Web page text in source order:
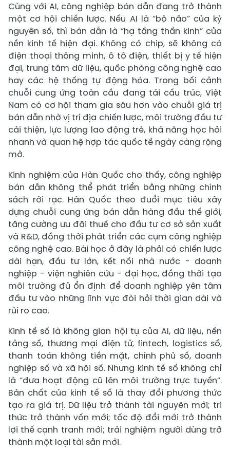
Cùng với AI, công nghiệp bán dẫn đang trở thành
một cơ hội chiến lược. Nếu AI là “bộ não” của kỷ
nguyên số, thì bán dẫn là “hạ tầng thần kinh” của
nền kinh tế hiện đại. Không có chip, sẽ không có
điện thoại thông minh, ô tô điện, thiết bị y tế hiện
đại, trung tâm dữ liệu, quốc phòng công nghệ cao
hay các hệ thống tự động hóa. Trong bối cảnh
chuỗi cung ứng toàn cầu đang tái cấu trúc, Việt
Nam có cơ hội tham gia sâu hơn vào chuỗi giá trị
bán dẫn nhờ vị trí địa chiến lược, môi trường đầu tư
cải thiện, lực lượng lao động trẻ, khả năng học hỏi
nhanh và quan hệ hợp tác quốc tế ngày càng rộng
mở.
Kinh nghiệm của Hàn Quốc cho thấy, công nghiệp
bán dẫn không thể phát triển bằng những chính
sách rời rạc. Hàn Quốc theo đuổi mục tiêu xây
dựng chuỗi cung ứng bán dẫn hàng đầu thế giới,
tăng cường ưu đãi thuế cho đầu tư cơ sở sản xuất
và R&D, đồng thời phát triển các cụm công nghiệp
công nghệ cao. Bài học ở đây là phải có chiến lược
dài hạn, đầu tư lớn, kết nối nhà nước - doanh
nghiệp - viện nghiên cứu - đại học, đồng thời tạo
môi trường đủ ổn định để doanh nghiệp yên tâm
đầu tư vào những lĩnh vực đòi hỏi thời gian dài và
rủi ro cao.
Kinh tế số là không gian hội tụ của AI, dữ liệu, nền
tảng số, thương mại điện tử, fintech, logistics số,
thanh toán không tiền mặt, chính phủ số, doanh
nghiệp số và xã hội số. Nhưng kinh tế số không chỉ
là “đưa hoạt động cũ lên môi trường trực tuyến”.
Bản chất của kinh tế số là thay đổi phương thức
tạo ra giá trị. Dữ liệu trở thành tài nguyên mới; tri
thức trở thành vốn mới; tốc độ đổi mới trở thành
lợi thế cạnh tranh mới; trải nghiệm người dùng trở
thành một loại tài sản mới.